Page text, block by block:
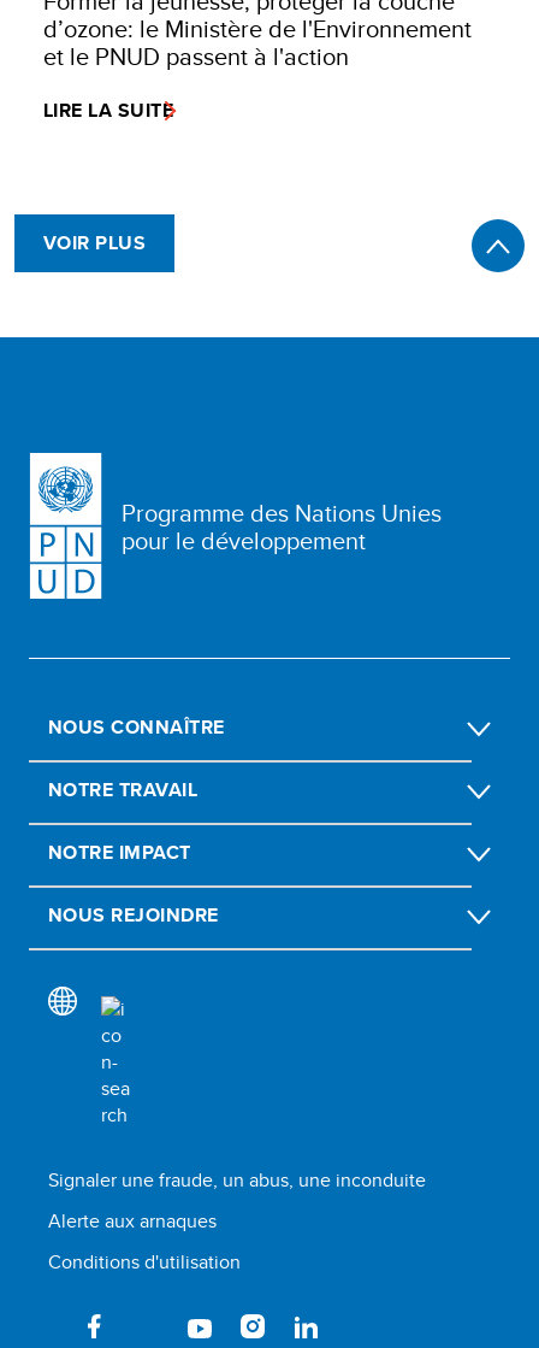
d’ozone: le Ministère de l'Environnement
et le PNUD passent à l'action
LIRE LA SUITE
VOIR PLUS
Programme des Nations Unies
pour le développement
NOUS CONNAÎTRE
NOTRE TRAVAIL
NOTRE IMPACT
NOUS REJOINDRE
Signaler une fraude, un abus, une inconduite
Alerte aux arnaques
Conditions d'utilisation